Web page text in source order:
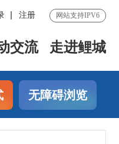
注册 网站支持IPV6
交流 走进鲤城
无障碍浏览